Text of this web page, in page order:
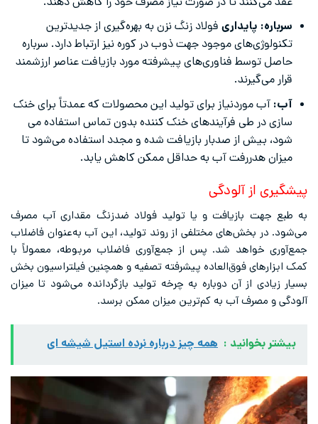
سرباره: پایداری فولاد زنگ نزن به بهره‌گیری از جدیدترین
تکنولوژی‌های موجود جهت ذوب در کوره نیز ارتباط دارد. سرباره
حاصل توسط فناوری‌های پیشرفته مورد بازیافت عناصر ارزشمند
قرار می‌گیرند.
آب: آب موردنیاز برای تولید این محصولات که عمدتاً برای خنک
سازی در طی فرآیندهای خنک کننده بدون تماس استفاده می
شود، بیش از صدبار بازیافت شده و مجدد استفاده می‌شود تا
میزان هدررفت آب به‌ حداقل ممکن کاهش یابد.
پیشگیری از آلودگی
به طبع جهت بازیافت و یا تولید فولاد ضدزنگ مقداری آب مصرف
می‌شود. در بخش‌های مختلفی از روند تولید، این آب به‌عنوان فاضلاب
جمع‌آوری خواهد شد. پس از جمع‌آوری فاضلاب مربوطه، معمولاً با
کمک ابزارهای فوق‌العاده پیشرفته تصفیه و همچنین فیلتراسیون بخش
بسیار زیادی از آن دوباره به چرخه تولید بازگردانده می‌شود تا میزان
آلودگی و مصرف آب به کم‌ترین میزان ممکن برسد.
بیشتر بخوانید : همه چیز درباره نرده استیل شیشه ای